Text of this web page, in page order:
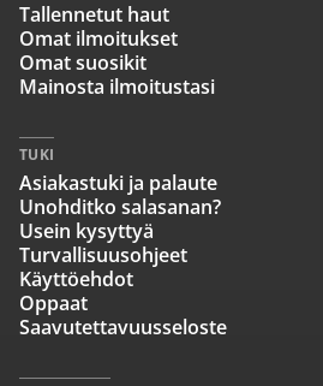
Tallennetut haut
Omat ilmoitukset
Omat suosikit
Mainosta ilmoitustasi
TUKI
Asiakastuki ja palaute
Unohditko salasanan?
Usein kysyttyä
Turvallisuusohjeet
Käyttöehdot
Oppaat
Saavutettavuusseloste